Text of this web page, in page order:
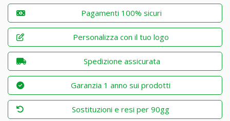
Pagamenti 100% sicuri
Personalizza con il tuo logo
Spedizione assicurata
Garanzia 1 anno sui prodotti
Sostituzioni e resi per 90gg